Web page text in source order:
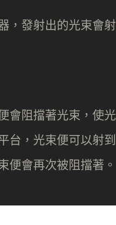
，發射出的光束會射
會阻擋著光束，使光
台，光束便可以射到
便會再次被阻擋著。